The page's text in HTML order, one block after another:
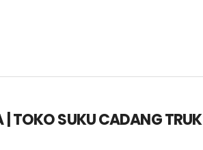
| TOKO SUKU CADANG